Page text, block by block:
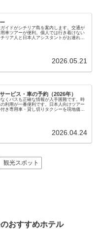
イドがシチリア島を案内します。交通が
車ツアーが便利。個人では行き着けない
リア人と日本人アシスタントがお連れし
2026.05.21
ービス・車の予約（2026年）
くバスも正確な情報が入手困難です。時
利用が一番便利です。日本人向けツアー
き専用車・貸し切りタクシーを現地価格
2026.04.24
観光スポット
おすすめホテル